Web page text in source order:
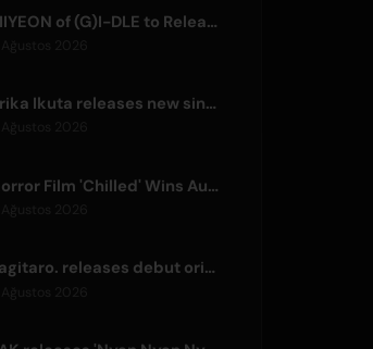
MIYEON of (G)I-DLE to Release New Japanese Digital Single 'RUN AWAY'
Erika Ikuta releases new single 'Nyantokanyaruru' for children's book 'Fumikiri Neko'
2026
Horror Film 'Chilled' Wins Audience Award at Fantasia Festival
yagitaro. releases debut original single 'Aria.' with Suda Keina